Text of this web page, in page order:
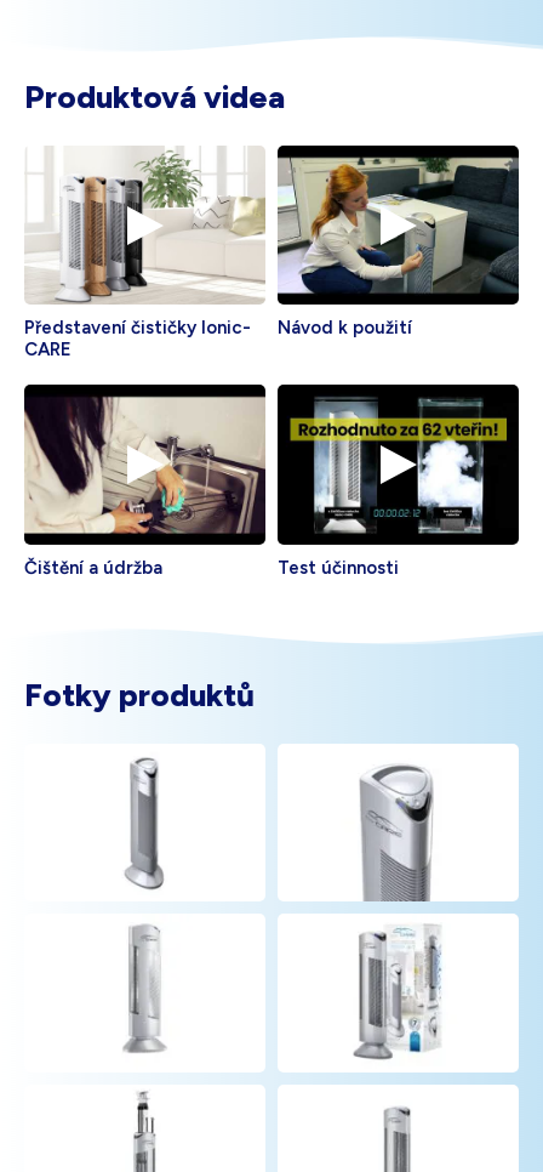
Produktová videa
Představení čističky Ionic-
CARE
Návod k použití
Čištění a údržba Test účinnosti
Fotky produktů